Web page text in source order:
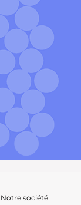
Notre société